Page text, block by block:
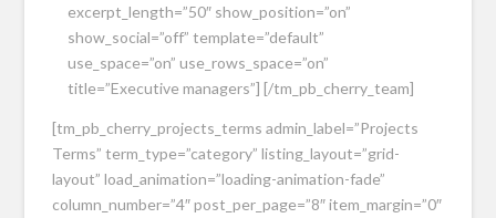
excerpt_length=”50″ show_position=”on”
show_social=”off” template=”default”
use_space=”on” use_rows_space=”on”
title=”Executive managers”] [/tm_pb_cherry_team]
[tm_pb_cherry_projects_terms admin_label=”Projects
Terms” term_type=”category” listing_layout=”grid-
layout” load_animation=”loading-animation-fade”
column_number=”4″ post_per_page=”8″ item_margin=”0″